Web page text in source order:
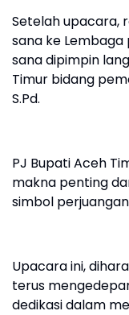
Setelah upacara,
sana ke
sana dipimpin
Timur bidang
S.Pd.
PJ Bupati Aceh
makna penting
simbol
Upacara ini,
terus
dedikasi dalam